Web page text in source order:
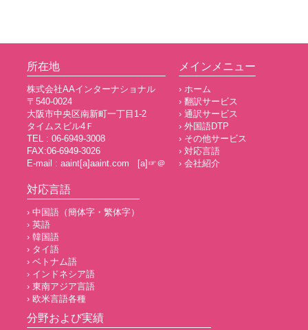
所在地
株式会社AAインターナショナル
〒540-0024
大阪市中央区南新町一丁目1-2
タイムスビル4Ｆ
TEL : 06-6949-3008
FAX:06-6949-3026
E-mail : aaint[a]aaint.com [a]☞＠
メインメニュー
› ホーム
› 翻訳サービス
› 通訳サービス
› 外国語DTP
› その他サービス
› 対応言語
› 会社紹介
対応言語
› 中国語（簡体字・繁体字）
› 英語
› 韓国語
› タイ語
› ベトナム語
› インドネシア語
› 東南アジア言語
› 欧米言語各種
分野および実績